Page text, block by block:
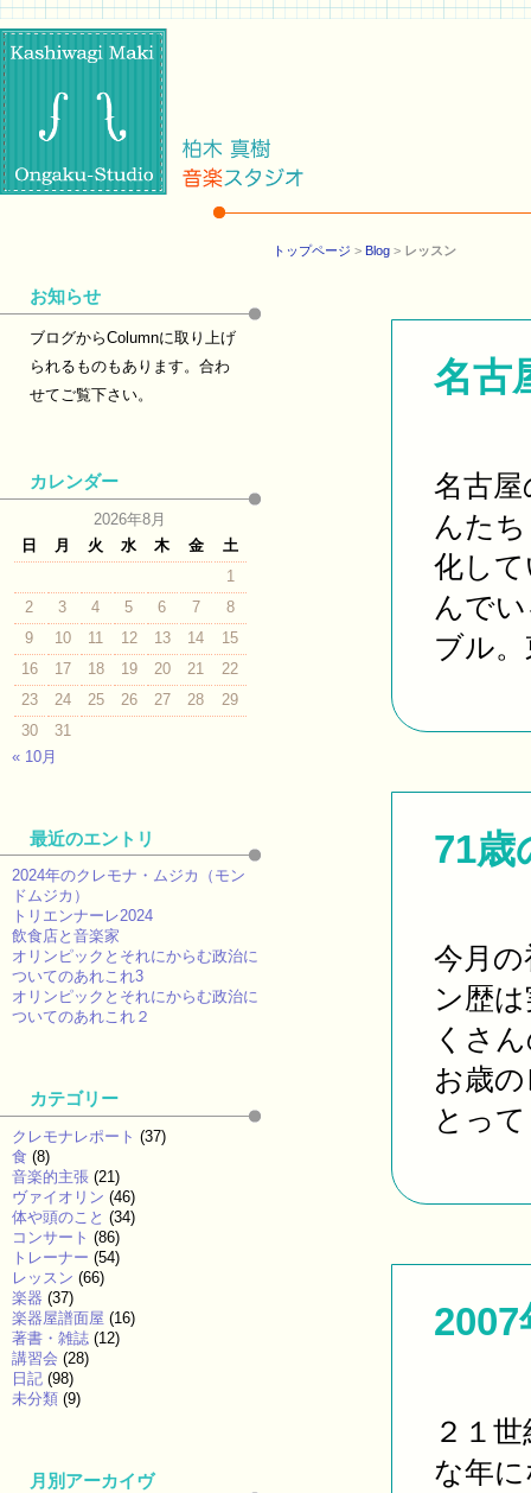
トップページ > Blog > レッスン
名古
名古
んた
化し
んで
ブル
71歳
今月
ン歴
くさ
お歳
とっ
２１
な年
お知らせ
ブログからColumnに取り上げ
られるものもあります。合わ
せてご覧下さい。
カレンダー
2026年8月
日
月 火 水 木 金
土
1
2
3 4 5 6 7
8
9
10 11 12 13 14
15
16
17 18 19 20 21
22
23
24 25 26 27 28
29
30
31
« 10月
最近のエントリ
2024年のクレモナ・ムジカ（モン
ドムジカ）
トリエンナーレ2024
飲食店と音楽家
オリンピックとそれにからむ政治に
ついてのあれこれ3
オリンピックとそれにからむ政治に
ついてのあれこれ２
カテゴリー
クレモナレポート (37)
食 (8)
音楽的主張 (21)
ヴァイオリン (46)
体や頭のこと (34)
コンサート (86)
トレーナー (54)
レッスン (66)
楽器 (37)
楽器屋譜面屋 (16)
著書・雑誌 (12)
講習会 (28)
日記 (98)
未分類 (9)
月別アーカイヴ